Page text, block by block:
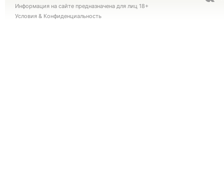
Информация на сайте предназначена для лиц 18+
Условия & Конфиденциальность